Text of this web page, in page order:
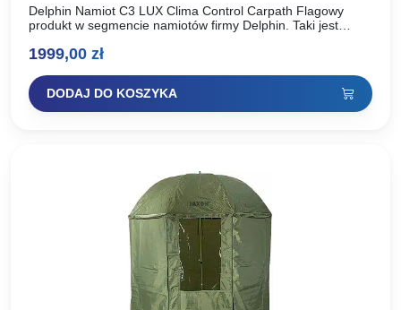
Delphin Namiot C3 LUX Clima Control Carpath Flagowy
produkt w segmencie namiotów firmy Delphin. Taki jest
najbardziej…
1999,00 zł
DODAJ DO KOSZYKA